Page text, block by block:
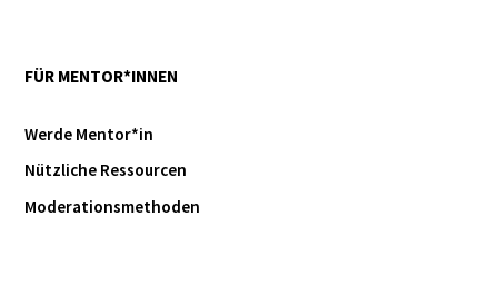
FÜR MENTOR*INNEN
Werde Mentor*in
Nützliche Ressourcen
Moderationsmethoden